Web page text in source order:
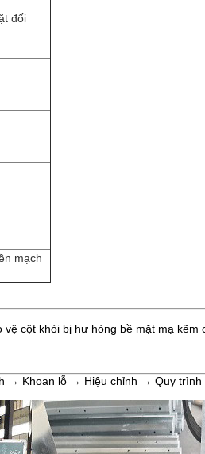
đối
mạch
cột khỏi bị hư hỏng bề mặt mạ
Khoan lỗ → Hiệu chỉnh → Quy